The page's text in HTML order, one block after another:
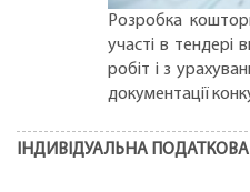
Розробка
участі в тендері
робіт і з
документації
ІНДИВІДУАЛЬНА ПОДАТКОВА